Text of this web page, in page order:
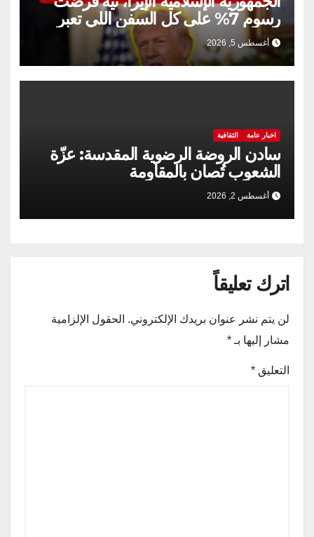
رسوم 7% على كل السفن اللي تعبر
مضيق هرمز
أغسطس 5, 2026
اخبار عامة الثقافية
سادن الروضة الرضوية المقدسة: عزّة
الشعوب تُصان بالمقاومة
أغسطس 2, 2026
اترك تعليقاً
لن يتم نشر عنوان بريدك الإلكتروني. الحقول الإلزامية
مشار إليها بـ *
التعليق *